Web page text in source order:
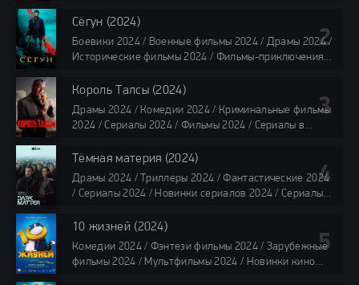
Фильмы 4K / Фильмы 2024 / Популярные фильмы /
Смотреть фильмы онлайн
118 мин.
Сёгун (2024)
Боевики 2024 / Военные фильмы 2024 / Драмы 2024 /
Исторические фильмы 2024 / Фильмы-приключения
Сериалы 4K / Фильмы 2024 / Сериалы в озвучке
TVShows / Сериалы в озвучке LostFilm / Сериалы в
озвучке HDrezka Studio / Смотреть фильмы онлайн
все серии по 45 минут
Король Талсы (2024)
Драмы 2024 / Комедии 2024 / Криминальные фильмы
2024 / Сериалы 2024 / Фильмы 2024 / Сериалы в
Сериалы в озвучке HDrezka Studio / Смотреть фильмы
онлайн
40 мин
Тёмная материя (2024)
Драмы 2024 / Триллеры 2024 / Фантастические 2024
/ Сериалы 2024 / Новинки сериалов 2024 / Сериалы
Сериалы в озвучке LostFilm / Сериалы в озвучке
HDrezka Studio / Смотреть фильмы онлайн
все серии по 45 мин.
10 жизней (2024)
Комедии 2024 / Фэнтези фильмы 2024 / Зарубежные
фильмы 2024 / Мультфильмы 2024 / Новинки кино